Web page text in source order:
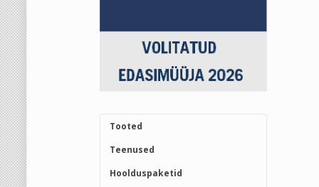
Tooted
Teenused
Hoolduspaketid